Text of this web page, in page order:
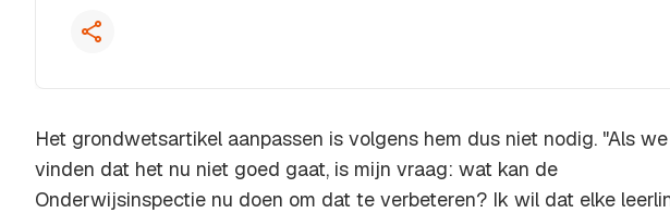
Het grondwetsartikel aanpassen is volgens hem dus niet nodig. "Als we
vinden dat het nu niet goed gaat, is mijn vraag: wat kan de
Onderwijsinspectie nu doen om dat te verbeteren? Ik wil dat elke